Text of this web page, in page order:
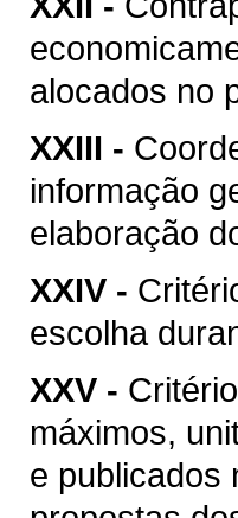
alocados no
XXIII -
informação
elaboração
XXIV -
escolha
XXV -
máximos,
e publicados